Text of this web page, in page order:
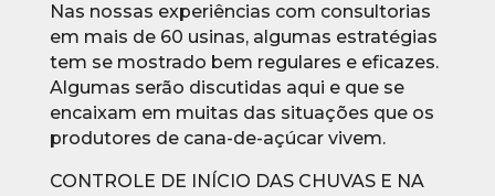
Nas nossas experiências com consultorias
em mais de 60 usinas, algumas estratégias
tem se mostrado bem regulares e eficazes.
Algumas serão discutidas aqui e que se
encaixam em muitas das situações que os
produtores de cana-de-açúcar vivem.
CONTROLE DE INÍCIO DAS CHUVAS E NA